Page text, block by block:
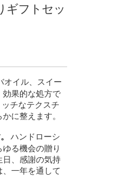
ギフトセッ
オイル、スイー
効果的な処方で
チなテクスチ
に整えます。
ハンドローシ
る機会の贈り
日、感謝の気持
一年を通して